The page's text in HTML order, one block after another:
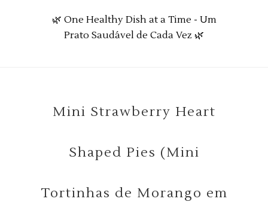
🌿 One Healthy Dish at a Time - Um
Prato Saudável de Cada Vez 🌿
Mini Strawberry Heart
Shaped Pies (Mini
Tortinhas de Morango em